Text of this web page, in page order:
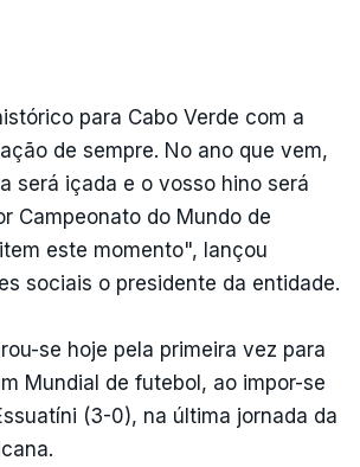
para Cabo Verde com a
de sempre. No ano que vem,
será içada e o vosso hino será
Campeonato do Mundo de
este momento", lançou
sociais o presidente da entidade.
se hoje pela primeira vez para
Mundial de futebol, ao impor-se
(3-0), na última jornada da